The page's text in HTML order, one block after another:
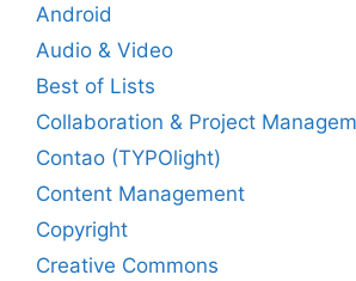
Android
Audio & Video
Best of Lists
Collaboration & Project
Contao (TYPOlight)
Content Management
Copyright
Creative Commons